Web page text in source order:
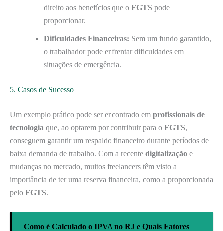
direito aos benefícios que o FGTS pode
proporcionar.
Dificuldades Financeiras: Sem um fundo garantido,
o trabalhador pode enfrentar dificuldades em
situações de emergência.
5. Casos de Sucesso
Um exemplo prático pode ser encontrado em profissionais de
tecnologia que, ao optarem por contribuir para o FGTS,
conseguem garantir um respaldo financeiro durante períodos de
baixa demanda de trabalho. Com a recente digitalização e
mudanças no mercado, muitos freelancers têm visto a
importância de ter uma reserva financeira, como a proporcionada
pelo FGTS.
Como é Calculado o IPVA no RJ e Quais Fatores